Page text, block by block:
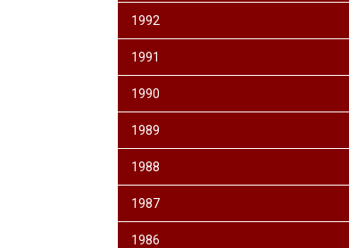
1992
1991
1990
1989
1988
1987
1986